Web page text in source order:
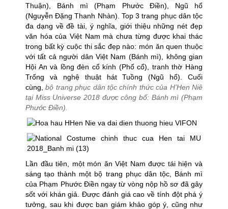
Thuận), Bánh mì (Phạm Phước Điền), Ngũ hổ
(Nguyễn Đặng Thanh Nhàn). Top 3 trang phục dân tộc
đa dạng về đề tài, ý nghĩa, giới thiệu những nét đẹp
văn hóa của Việt Nam mà chưa từng được khai thác
trong bất kỳ cuộc thi sắc đẹp nào: món ăn quen thuộc
với tất cả người dân Việt Nam (Bánh mì), không gian
Hội An và lồng đèn cổ kính (Phố cổ), tranh thờ Hàng
Trống và nghệ thuật hát Tuồng (Ngũ hổ). Cuối
cùng,bộ trang phục dân tộc chính thức của H’Hen Niê
tại Miss Universe 2018 được công bố: Bánh mì (Phạm
Phước Điền).
Lần đầu tiên, một món ăn Việt Nam được tái hiện và
sáng tạo thành một bộ trang phục dân tộc, Bánh mì
của Phạm Phước Điền ngay từ vòng nộp hồ sơ đã gây
sốt với khán giả. Được đánh giá cao về tính đột phá ý
tưởng, sau khi được ban giám khảo góp ý, cũng như